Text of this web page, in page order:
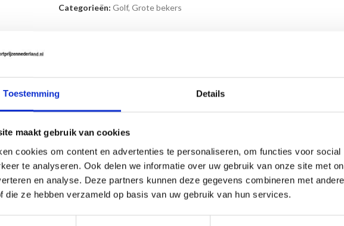
Toestemming Details
maakt gebruik van cookies
cookies om content en advertenties te personaliseren, om functies voor
te analyseren. Ook delen we informatie over uw gebruik van onze site met
en analyse. Deze partners kunnen deze gegevens combineren met
die ze hebben verzameld op basis van uw gebruik van hun services.
Categorieën: Golf, Grote bekers
voorraad. En kan daardoor
waardering!
bijvoegen als bijlage.